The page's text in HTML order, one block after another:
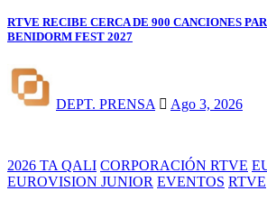
RTVE RECIBE CERCA DE 900 CANCIONES
BENIDORM FEST 2027
DEPT. PRENSA Ago 3, 2026
2026 TA QALI CORPORACIÓN RTVE
EUROVISION JUNIOR EVENTOS RTVE